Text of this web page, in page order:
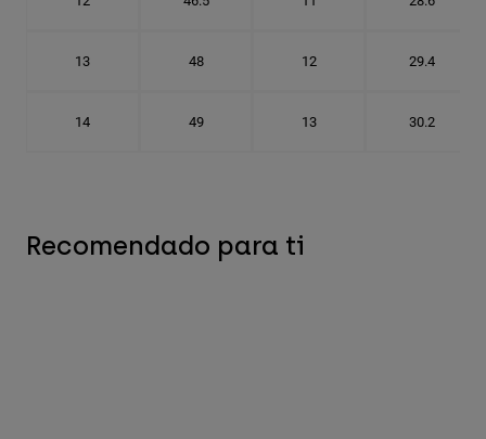
13 48 12 29.4
14 49 13 30.2
Recomendado para ti